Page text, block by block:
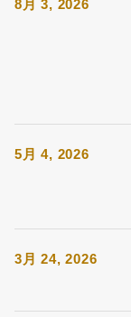
8月 3, 2026
5月 4, 2026
3月 24, 2026